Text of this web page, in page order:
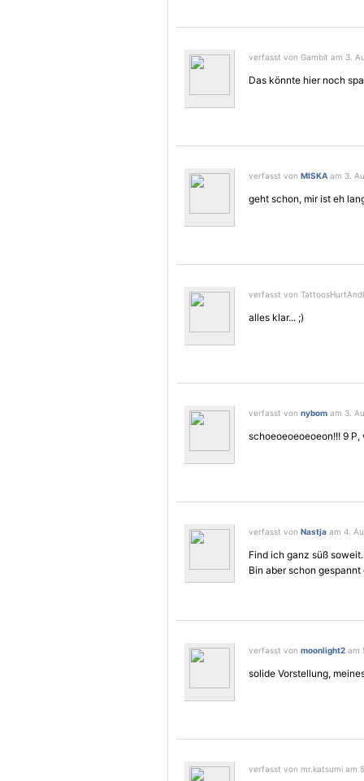
verfasst von Gambit am 3.
Das könnte hier noch
verfasst von MISKA am 3.
geht schon, mir ist eh
verfasst von
alles klar... ;)
verfasst von nybom am 3.
schoeoeoeoeoeon!!! 9
verfasst von Nastja am 4.
Find ich ganz süß
Bin aber schon
verfasst von moonlight2 am
solide Vorstellung,
verfasst von mr.katsumi am